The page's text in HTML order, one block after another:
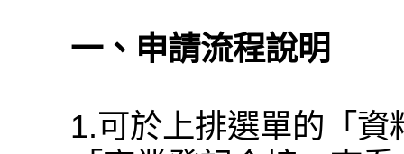
一、申請流程說明
1.可於上排選單的「